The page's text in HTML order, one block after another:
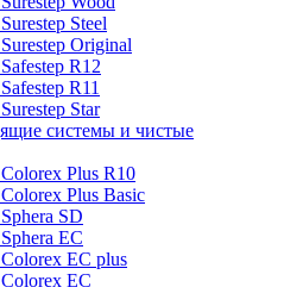
Steel
Original
R12
R11
Star
системы и чистые
Plus R10
Plus Basic
SD
EC
EC plus
EC